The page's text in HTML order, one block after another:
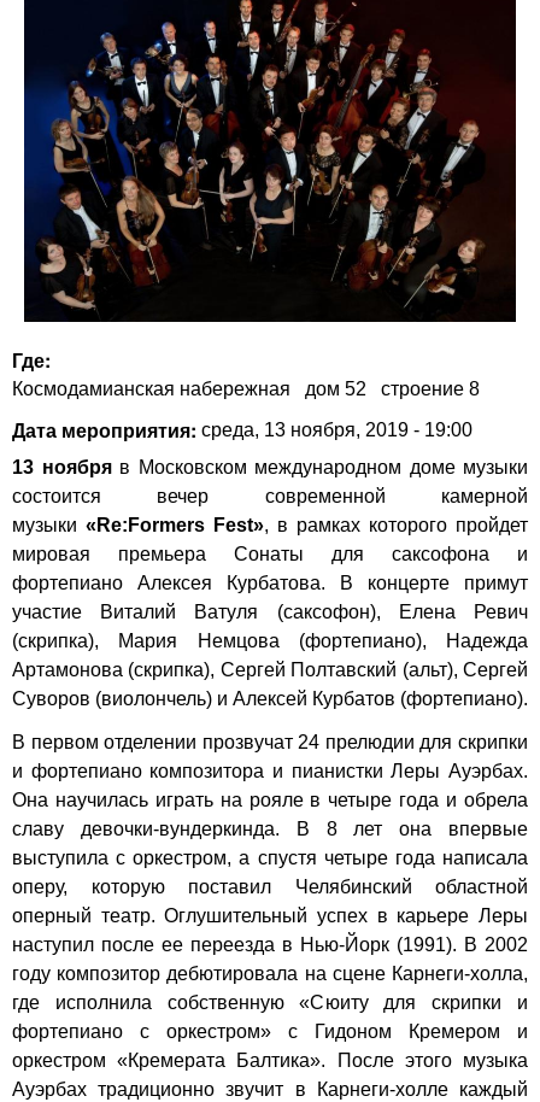
Где:
Космодамианская набережная дом 52 строение 8
Дата мероприятия: среда, 13 ноября, 2019 - 19:00
13 ноябряв Московском международном доме музыки
состоится вечер современной камерной
музыки «Re:Formers Fest», в рамках которого пройдет
мировая премьера Сонаты для саксофона и
фортепиано Алексея Курбатова. В концерте примут
участие Виталий Ватуля (саксофон), Елена Ревич
(скрипка), Мария Немцова (фортепиано), Надежда
Артамонова (скрипка), Сергей Полтавский (альт), Сергей
Суворов (виолончель) и Алексей Курбатов (фортепиано).
В первом отделении прозвучат 24 прелюдии для скрипки
и фортепиано композитора и пианистки Леры Ауэрбах.
Она научилась играть на рояле в четыре года и обрела
славу девочки-вундеркинда. В 8 лет она впервые
выступила с оркестром, а спустя четыре года написала
оперу, которую поставил Челябинский областной
оперный театр. Оглушительный успех в карьере Леры
наступил после ее переезда в Нью-Йорк (1991). В 2002
году композитор дебютировала на сцене Карнеги-холла,
где исполнила собственную «Сюиту для скрипки и
фортепиано с оркестром» с Гидоном Кремером и
оркестром «Кремерата Балтика». После этого музыка
Ауэрбах традиционно звучит в Карнеги-холле каждый